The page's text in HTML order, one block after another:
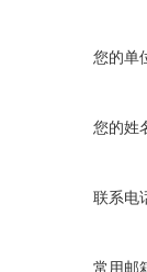
您的单
您的姓
联系电
常用邮